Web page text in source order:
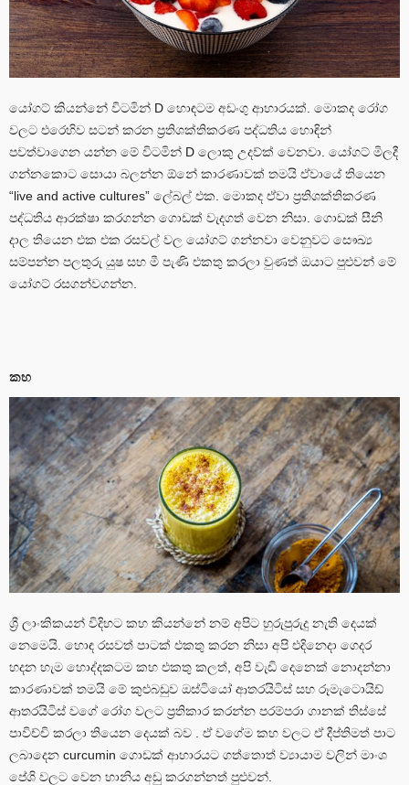
යෝගට් කියන්නේ විටමින් D හොඳටම අඩංගු ආහාරයක්. මොකද රෝග
වලට එරෙහිව සටන් කරන ප්‍රතිශක්තිකරණ පද්ධතිය හොඳින්
පවත්වාගෙන යන්න මේ විටමින් D ලොකු උදව්ක් වෙනවා. යෝගට් මිලදී
ගන්නකොට සොයා බලන්න ඕනේ කාරණාවක් තමයි ඒවායේ තියෙන
“live and active cultures” ලේබල් එක. මොකද ඒවා ප්‍රතිශක්තිකරණ
පද්ධතිය ආරක්ෂා කරගන්න ගොඩක් වැදගත් වෙන නිසා. ගොඩක් සීනි
දාල තියෙන එක එක රසවල් වල යෝගට් ගන්නවා වෙනුවට සෞඛ්‍ය
සම්පන්න පලතුරු යුෂ සහ මී පැණි එකතු කරලා වුණත් ඔයාට පුළුවන් මේ
යෝගට් රසගන්වගන්න.
කහ
ශ්‍රී ලාංකිකයන් විදිහට කහ කියන්නේ නම් අපිට හුරුපුරුදු නැති දෙයක්
නෙමෙයි. හොඳ රසවත් පාටක් එකතු කරන නිසා අපි එදිනෙදා ගෙදර
හදන හැම හොද්දකටම කහ එකතු කලත්, අපි වැඩි දෙනෙක් නොදන්නා
කාරණාවක් තමයි මේ කුළුබඩුව ඔස්ටියෝ ආතරයිටිස් සහ රූමැටොයිඩ්
ආතරයිටිස් වගේ රෝග වලට ප්‍රතිකාර කරන්න පරම්පරා ගානක් තිස්සේ
පාවිච්චි කරලා තියෙන දෙයක් බව . ඒ වගේම කහ වලට ඒ දීප්තිමත් පාට
ලබාදෙන curcumin ගොඩක් ආහාරයට ගත්තොත් ව්‍යායාම වලින් මාංශ
පේශි වලට වෙන හානිය අඩු කරගන්නත් පුළුවන්.